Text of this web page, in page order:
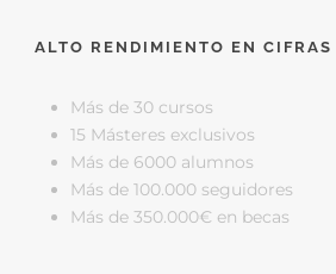
ALTO RENDIMIENTO EN CIFRAS
Más de 30 cursos
15 Másteres exclusivos
Más de 6000 alumnos
Más de 100.000 seguidores
Más de 350.000€ en becas